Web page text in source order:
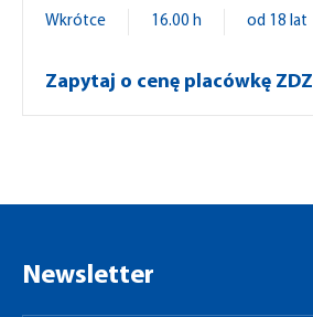
Wkrótce 16.00 h od 18 lat
Zapytaj o cenę placówkę ZDZ
Newsletter